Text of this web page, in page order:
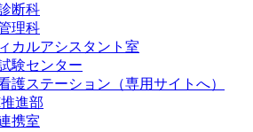
断科
理科
カルアシスタント室
験センター
護ステーション（専用サイトへ）
進部
携室